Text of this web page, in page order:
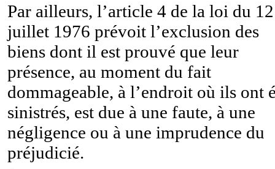
Par ailleurs, l’article 4 de la loi du 12
juillet 1976 prévoit l’exclusion des
biens dont il est prouvé que leur
présence, au moment du fait
dommageable, à l’endroit où ils ont
sinistrés, est due à une faute, à une
négligence ou à une imprudence du
préjudicié.